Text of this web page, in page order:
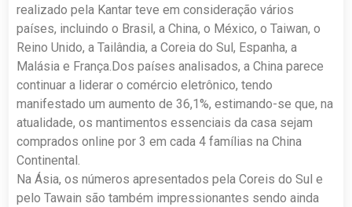
realizado pela Kantar teve em consideração vários
países, incluindo o Brasil, a China, o México, o Taiwan, o
Reino Unido, a Tailândia, a Coreia do Sul, Espanha, a
Malásia e França.Dos países analisados, a China parece
continuar a liderar o comércio eletrônico, tendo
manifestado um aumento de 36,1%, estimando-se que, na
atualidade, os mantimentos essenciais da casa sejam
comprados online por 3 em cada 4 famílias na China
Continental.
Na Ásia, os números apresentados pela Coreis do Sul e
pelo Tawain são também impressionantes sendo ainda